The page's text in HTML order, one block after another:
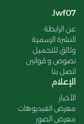
lwf07.
عن الرابطة
النشرة الرسمية
وثائق للتحميل
نصوص و قوانين
اتصل بنا
الإعلام
الأخبار
معرض الفيديوهات
معرض الصور